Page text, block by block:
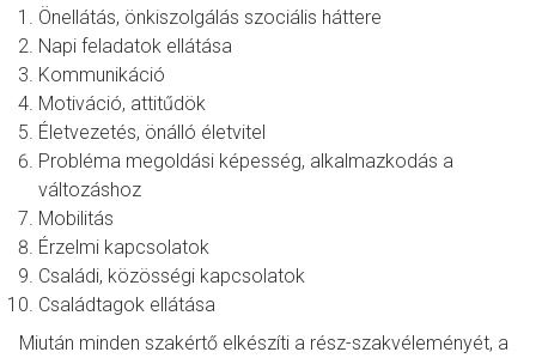
Önellátás, önkiszolgálás szociális háttere
Napi feladatok ellátása
Kommunikáció
Motiváció, attitűdök
Életvezetés, önálló életvitel
Probléma megoldási képesség, alkalmazkodás a
változáshoz
Mobilitás
Érzelmi kapcsolatok
Családi, közösségi kapcsolatok
Családtagok ellátása
Miután minden szakértő elkészíti a rész-szakvéleményét, a